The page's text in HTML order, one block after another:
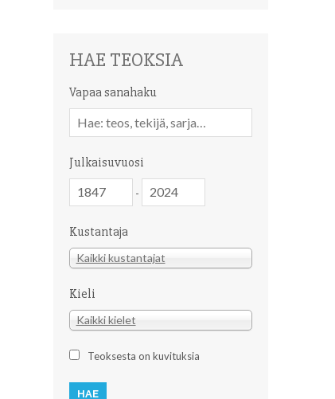
HAE TEOKSIA
Vapaa sanahaku
sanahaku
Julkaisuvuosi
-
Kustantaja
Kustantaja
Kaikki kustantajat
Kieli
Kieli
Kaikki kielet
Teoksesta on kuvituksia